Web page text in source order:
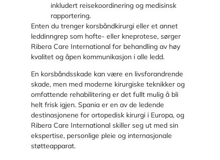
inkludert reisekoordinering og medisinsk
rapportering.
Enten du trenger korsbåndkirurgi eller et annet
leddinngrep som hofte- eller kneprotese, sørger
Ribera Care International for behandling av høy
kvalitet og åpen kommunikasjon i alle ledd.
En korsbåndsskade kan være en livsforandrende
skade, men med moderne kirurgiske teknikker og
omfattende rehabilitering er det fullt mulig å bli
helt frisk igjen. Spania er en av de ledende
destinasjonene for ortopedisk kirurgi i Europa, og
Ribera Care International skiller seg ut med sin
ekspertise, personlige pleie og internasjonale
støtteapparat.